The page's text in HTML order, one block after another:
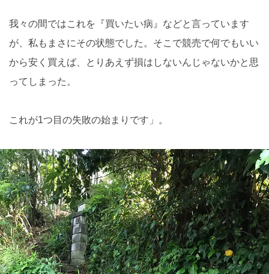
我々の間ではこれを『買いたい病』などと言っています
が、私もまさにその状態でした。そこで競売で何でもいい
から安く買えば、とりあえず損はしないんじゃないかと思
ってしまった。
これが1つ目の失敗の始まりです」。